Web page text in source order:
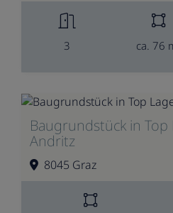
3 ca. 76
Baugrundstück in Top
Andritz
8045 Graz